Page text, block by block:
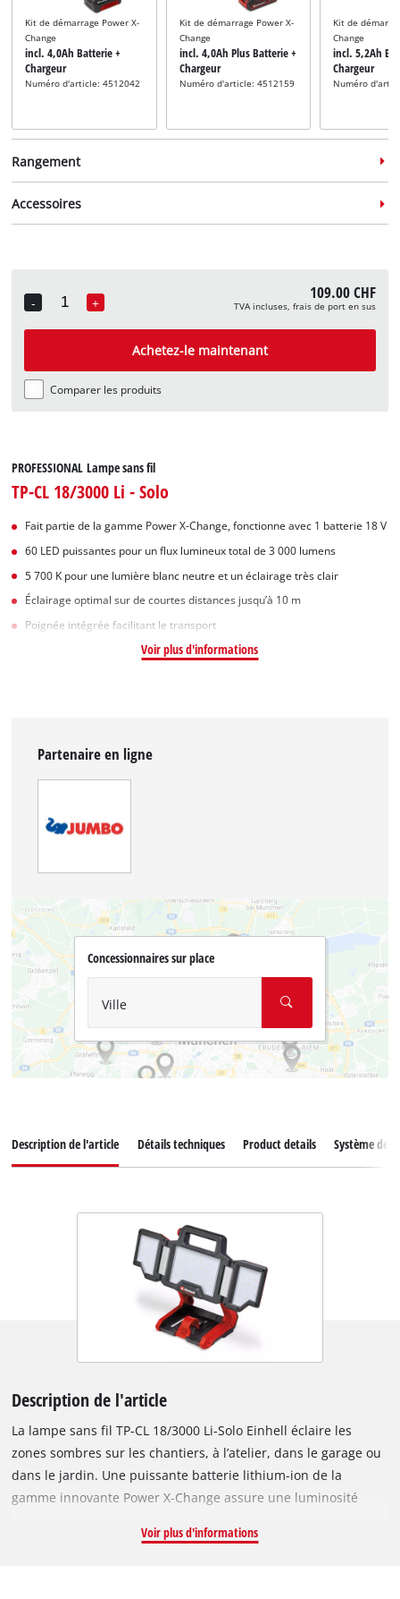
Kit de démarrage Power X-
Change
incl. 4,0Ah Batterie +
Chargeur
Numéro d'article: 4512042
Kit de démarrage Power X-
Change
incl. 4,0Ah Plus Batterie +
Chargeur
Numéro d'article: 4512159
Kit de
Change
incl. 5,2Ah
Chargeur
Numéro
Rangement
incl. E-Case M
Numéro d'article: 4540021 Numéro d'article: 4540014
Accessoires
Numéro d'article: 2270116
-
Quantity
+ 109.00 CHF
TVA incluses, frais de port en sus
Achetez-le maintenant
Comparer les produits
PROFESSIONAL Lampe sans fil
TP-CL 18/3000 Li - Solo
Fait partie de la gamme Power X-Change, fonctionne avec 1 batterie 18 V
60 LED puissantes pour un flux lumineux total de 3 000 lumens
5 700 K pour une lumière blanc neutre et un éclairage très clair
Éclairage optimal sur de courtes distances jusqu’à 10 m
Poignée intégrée facilitant le transport
Voir plus d'informations
Partenaire en ligne
Concessionnaires sur place
Ville
Description de l'article Détails techniques Product details Système de
Description de l'article
La lampe sans fil TP-CL 18/3000 Li-Solo Einhell éclaire les
zones sombres sur les chantiers, à l’atelier, dans le garage ou
dans le jardin. Une puissante batterie lithium-ion de la
gamme innovante Power X-Change assure une luminosité
intelligente Power X-Change, dans laquelle tous les appareils
Voir plus d'informations